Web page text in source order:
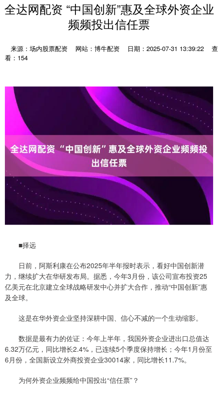
全达网配资 “中国创新”惠及全球外资企业
频频投出信任票
来源：场内股票配资 网站：博牛配资 日期：2025-07-31 13:39:22
查
看：154
■择远
日前，阿斯利康在公布2025年半年报时表示，看好中国创新潜
力，继续扩大在华研发布局。据悉，今年3月份，该公司宣布投资25
亿美元在北京建立全球战略研发中心并扩大合作，推动“中国创新”惠
及全球。
这是在华外资企业坚持深耕中国、信心不减的一个生动缩影。
数据是最有力的佐证：今年上半年，我国外资企业进出口总值达
6.32万亿元，同比增长2.4%，已连续5个季度保持增长；今年1月份至
6月份，全国新设立外商投资企业30014家，同比增长11.7%。
为何外资企业频频给中国投出“信任票”？